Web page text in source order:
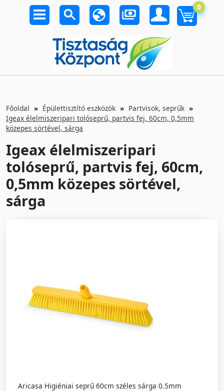
0
Főoldal Épülettisztító eszközök
Partvisok, seprűk
Igeax élelmiszeripari tolóseprű, partvis fej, 60cm, 0,5mm
közepes sörtével, sárga
Igeax élelmiszeripari
tolóseprű, partvis fej, 60cm,
0,5mm közepes sörtével,
sárga
Aricasa Higiéniai seprű 60cm széles sárga 0.5mm